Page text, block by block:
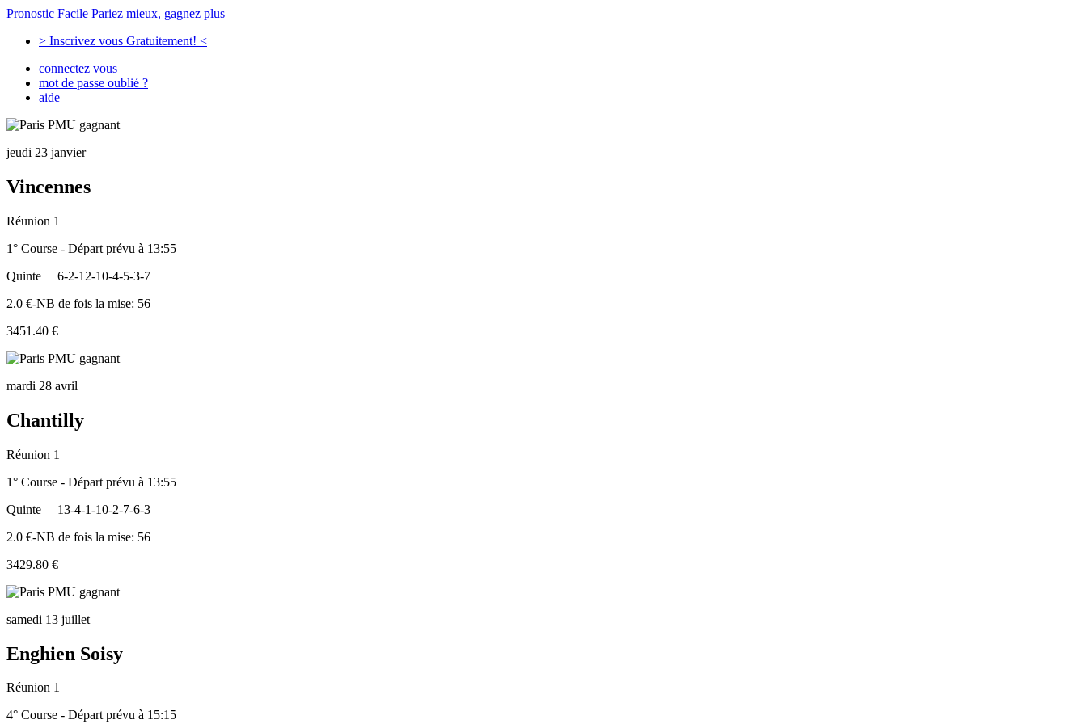
Pronostic Facile Pariez mieux, gagnez plus
> Inscrivez vous Gratuitement! <
connectez vous
mot de passe oublié ?
aide
jeudi 23 janvier
Vincennes
Réunion 1
1° Course - Départ prévu à 13:55
Quinte
6-2-12-10-4-5-3-7
2.0 €-NB de fois la mise: 56
3451.40 €
mardi 28 avril
Chantilly
Réunion 1
1° Course - Départ prévu à 13:55
Quinte
13-4-1-10-2-7-6-3
2.0 €-NB de fois la mise: 56
3429.80 €
samedi 13 juillet
Enghien Soisy
Réunion 1
4° Course - Départ prévu à 15:15